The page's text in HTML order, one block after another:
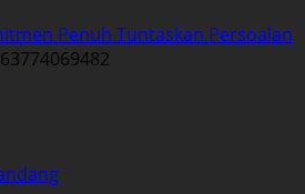
Penuh Tuntaskan Persoalan